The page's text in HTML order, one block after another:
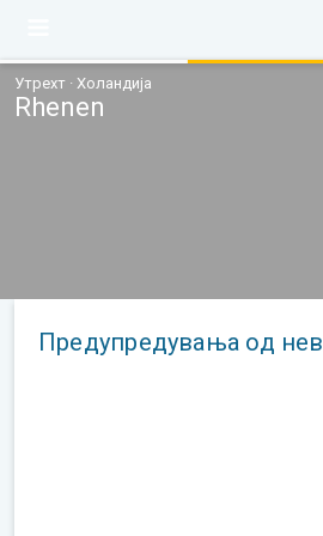
Утрехт · Холандија
Rhenen
Предупредувања од